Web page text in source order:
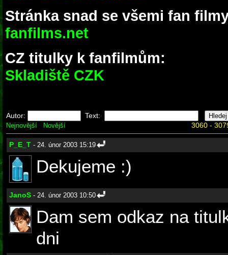
Stránka snad se všemi fan
fanfilms.net
CZ titulky k fanfilmům:
Skladiště CZK
Autor: Text:
Nejnovější Novější 3060 -
P_E_T - 24. únor 2003 15:19
Dekujeme :)
JanoS - 24. únor 2003 10:50
Dam sem odkaz na
dni